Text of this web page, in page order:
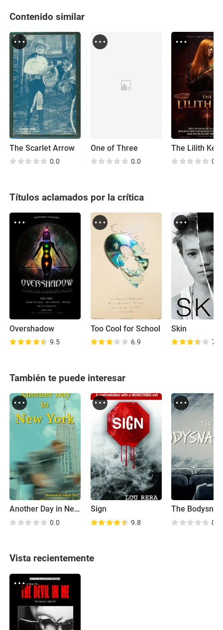
Contenido similar
The Scarlet Arrow
0.0
One of Three
0.0
The Lilith Key
0.0
Títulos aclamados por la crítica
Overshadow
9.5
Too Cool for School
6.9
Skin
7.1
También te puede interesar
Another Day in New York
0.0
Sign
9.8
The
0.0
Vista recientemente